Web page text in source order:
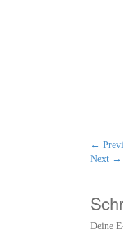
←
Next →
Deine